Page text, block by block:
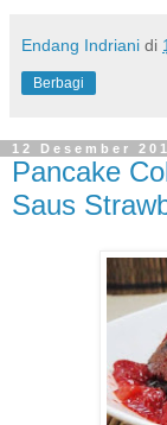
Endang Indriani di
Berbagi
12 Desember
Pancake
Saus